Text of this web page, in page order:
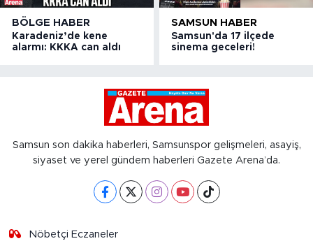
BÖLGE HABER
Karadeniz’de kene
alarmı: KKKA can aldı
SAMSUN HABER
Samsun'da 17 ilçede
sinema geceleri!
Samsun son dakika haberleri, Samsunspor gelişmeleri, asayiş,
siyaset ve yerel gündem haberleri Gazete Arena’da.
Nöbetçi Eczaneler